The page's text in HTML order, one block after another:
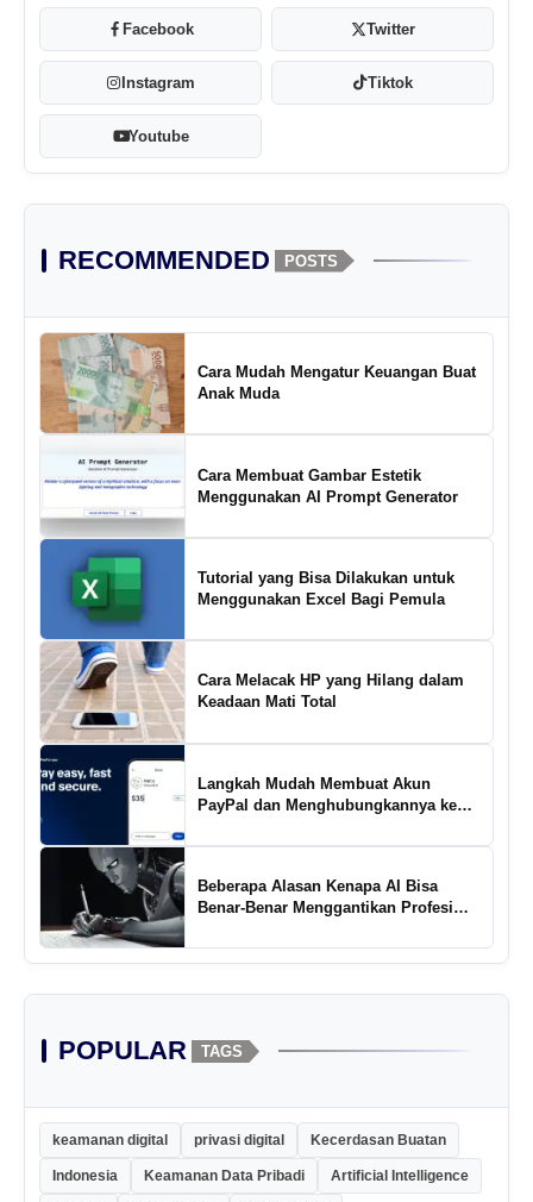
Facebook Twitter
Instagram Tiktok
Youtube
RECOMMENDED POSTS
Cara Mudah Mengatur Keuangan Buat
Anak Muda
Cara Membuat Gambar Estetik
Menggunakan AI Prompt Generator
Tutorial yang Bisa Dilakukan untuk
Menggunakan Excel Bagi Pemula
Cara Melacak HP yang Hilang dalam
Keadaan Mati Total
Langkah Mudah Membuat Akun
PayPal dan Menghubungkannya ke
Beberapa Alasan Kenapa AI Bisa
Benar-Benar Menggantikan Profesi
POPULAR TAGS
keamanan digital privasi digital Kecerdasan Buatan
Indonesia Keamanan Data Pribadi Artificial Intelligence